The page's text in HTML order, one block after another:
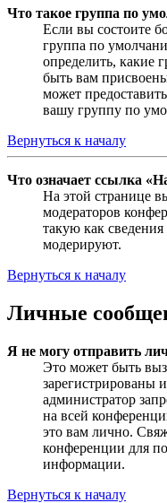
Что такое группа по
Если вы состоите
группа по
определить, какие
быть вам
может
вашу группу по
Вернуться к началу
Что означает ссылка
На этой странице
модераторов
такую как
модерируют.
Вернуться к началу
Личные
Я не могу отправить
Это может быть
зарегистрированы
администратор
на всей
это вам лично.
конференции для
информации.
Вернуться к началу